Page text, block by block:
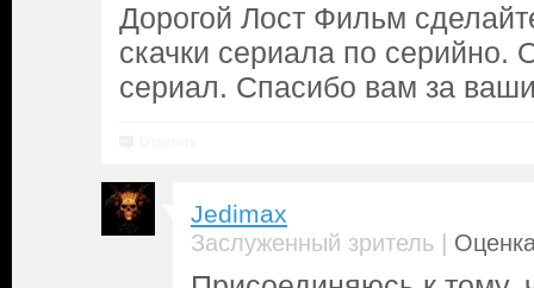
Дорогой Лост Фильм
скачки сериала по серийно.
сериал. Спасибо вам за
Jedimax
Заслуженный зритель |